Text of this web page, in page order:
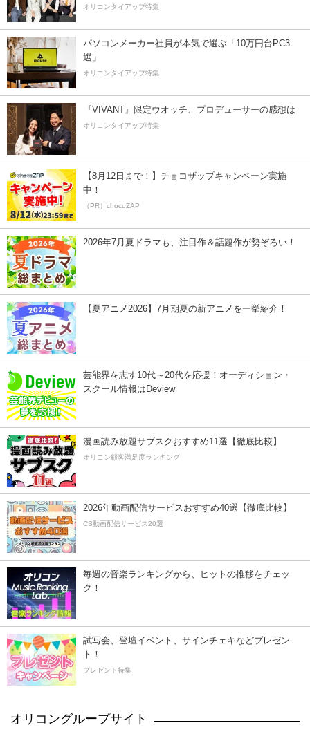
オリコンタイアップ特集
パソコンメーカー社員が本気で選ぶ「10万円台PC3
選」
オリコンタイアップ特集
『VIVANT』限定ウオッチ、プロデューサーの感想は
オリコンタイアップ特集
【8月12日まで！】チョコザップキャンペーン実施
中！
（PR）chocoZAP
2026年7月夏ドラマも、注目作＆話題作が勢ぞろい！
【夏アニメ2026】7月期夏の新アニメを一挙紹介！
芸能界を志す10代～20代を応援！オーディション・
スクール情報はDeview
漫画読み放題サブスクおすすめ11選【徹底比較】
オリコン顧客満足度ランキング
2026年動画配信サービスおすすめ40選【徹底比較】
CS動画配信サービス20選
毎週の音楽ランキングから、ヒットの推移をチェッ
ク！
試写会、登壇イベント、サインチェキなどプレゼン
ト！
プレゼント特集
オリコングループサイト